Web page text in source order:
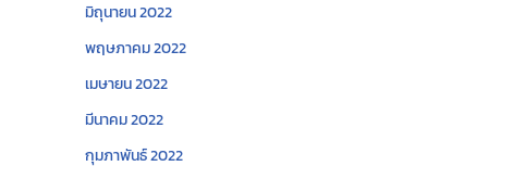
มิถุนายน 2022
พฤษภาคม 2022
เมษายน 2022
มีนาคม 2022
กุมภาพันธ์ 2022